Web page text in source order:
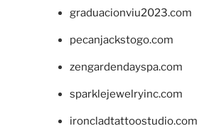
graduacionviu2023.com
pecanjackstogo.com
zengardendayspa.com
sparklejewelryinc.com
ironcladtattoostudio.com